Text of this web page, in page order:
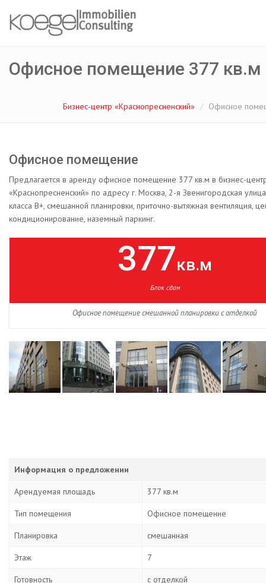
Офисное помещение 377 кв.м
Бизнес-центр «Краснопресненский» Офисное
Офисное помещение
Предлагается в аренду офисное помещение 377 кв.м в бизнес-
«Краснопресненский» по адресу г. Москва, 2-я Звенигородская
класса B+, смешанной планировки, приточно-вытяжная вентиляция,
кондиционирование, наземный паркинг.
377кв.м
Блок сдан
Офисное помещение смешанной планировки с отделкой
Информация о предложении
Арендуемая площадь 377 кв.м
Тип помещения Офисное помещение
Планировка смешанная
Этаж 7
Готовность с отделкой